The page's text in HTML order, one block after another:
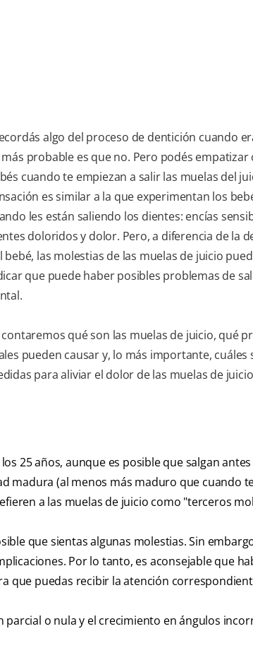
algo del proceso de dentición cuando
más probable es que no. Pero podés empatizar
cuando te empiezan a salir las muelas del
es similar a la que experimentan los
les están saliendo los dientes: encías
doloridos y dolor. Pero, a diferencia de la
bebé, las molestias de las muelas de juicio
que puede haber posibles problemas de
contaremos qué son las muelas de juicio, qué
pueden causar y, lo más importante, cuáles
para aliviar el dolor de las muelas de
25 años, aunque es posible que salgan
madura (al menos más maduro que cuando
a las muelas de juicio como "terceros
que sientas algunas molestias. Sin
Por lo tanto, es aconsejable que
que puedas recibir la atención
o nula y el crecimiento en ángulos